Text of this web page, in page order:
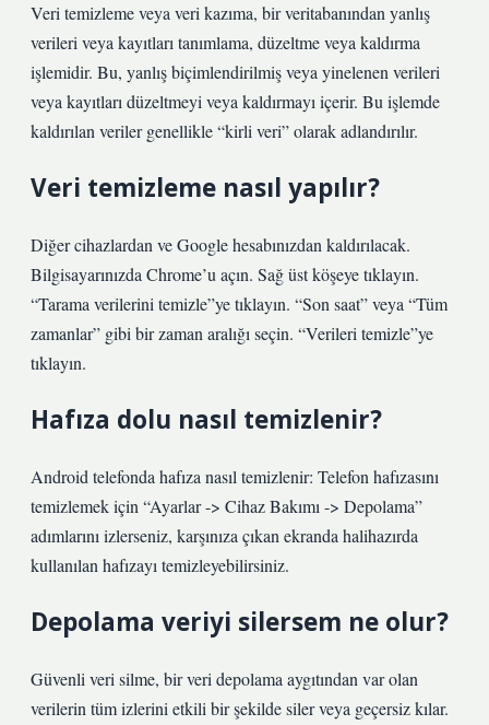
Veri temizleme veya veri kazıma, bir veritabanından yanlış
verileri veya kayıtları tanımlama, düzeltme veya kaldırma
işlemidir. Bu, yanlış biçimlendirilmiş veya yinelenen verileri
veya kayıtları düzeltmeyi veya kaldırmayı içerir. Bu işlemde
kaldırılan veriler genellikle “kirli veri” olarak adlandırılır.
Veri temizleme nasıl yapılır?
Diğer cihazlardan ve Google hesabınızdan kaldırılacak.
Bilgisayarınızda Chrome’u açın. Sağ üst köşeye tıklayın.
“Tarama verilerini temizle”ye tıklayın. “Son saat” veya “Tüm
zamanlar” gibi bir zaman aralığı seçin. “Verileri temizle”ye
tıklayın.
Hafıza dolu nasıl temizlenir?
Android telefonda hafıza nasıl temizlenir: Telefon hafızasını
temizlemek için “Ayarlar -> Cihaz Bakımı -> Depolama”
adımlarını izlerseniz, karşınıza çıkan ekranda halihazırda
kullanılan hafızayı temizleyebilirsiniz.
Depolama veriyi silersem ne olur?
Güvenli veri silme, bir veri depolama aygıtından var olan
verilerin tüm izlerini etkili bir şekilde siler veya geçersiz kılar.